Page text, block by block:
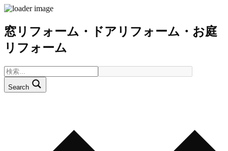
窓リフォーム・ドアリフォーム・お庭
リフォーム
Search